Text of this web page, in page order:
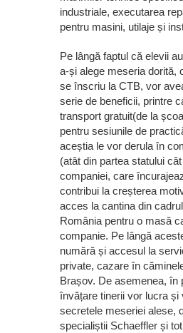
industriale, executarea
pentru masini, utilaje și
Pe lângă faptul că elevii
a-și alege meseria dorită,
se înscriu la CTB, vor
serie de beneficii, printre
transport gratuit(de la
pentru sesiunile de
aceștia le vor derula în
(atât din partea statului
companiei, care
contribui la creșterea
acces la cantina din
România pentru o masă
companie. Pe lângă
numără și accesul la
private, cazare în
Brașov. De asemenea, în
învățare tinerii vor lucra și
secretele meseriei alese,
specialiștii Schaeffler și